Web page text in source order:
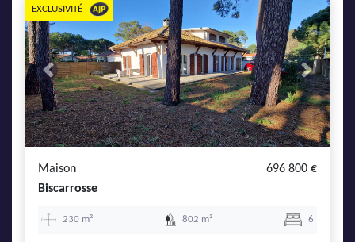
ENTREPRISES
DEVENIR FRANCHISÉ
AJP Recrute
AJP Actualités
Service Qualité Clients
Previous Next
EXCLUSIVITÉ
Maison
696 800 €
Biscarrosse
230 m² 802 m² 6